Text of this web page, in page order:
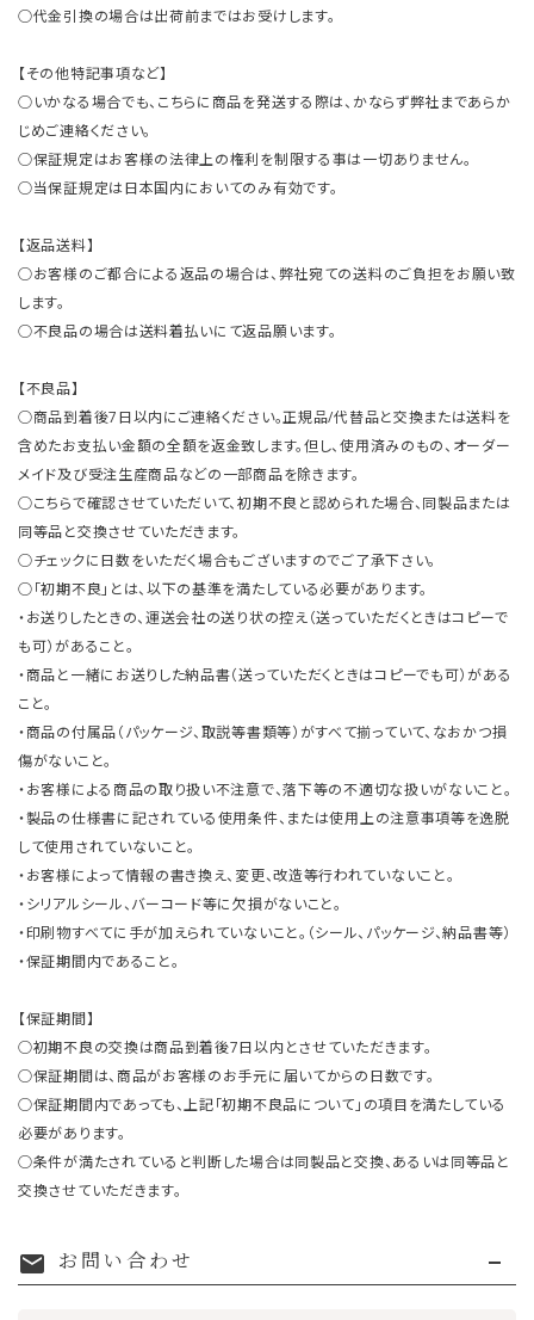
○代金引換の場合は出荷前まではお受けします。
【その他特記事項など】
○いかなる場合でも、こちらに商品を発送する際は、かならず弊社まであらか
じめご連絡ください。
○保証規定はお客様の法律上の権利を制限する事は一切ありません。
○当保証規定は日本国内においてのみ有効です。
【返品送料】
○お客様のご都合による返品の場合は、弊社宛ての送料のご負担をお願い致
します。
○不良品の場合は送料着払いにて返品願います。
【不良品】
○商品到着後7日以内にご連絡ください。正規品/代替品と交換または送料を
含めたお支払い金額の全額を返金致します。但し、使用済みのもの、オーダー
メイド及び受注生産商品などの一部商品を除きます。
○こちらで確認させていただいて、初期不良と認められた場合、同製品または
同等品と交換させていただきます。
○チェックに日数をいただく場合もございますのでご了承下さい。
○「初期不良」とは、以下の基準を満たしている必要があります。
・お送りしたときの、運送会社の送り状の控え（送っていただくときはコピーで
も可）があること。
・商品と一緒にお送りした納品書（送っていただくときはコピーでも可）がある
こと。
・商品の付属品（パッケージ、取説等書類等）がすべて揃っていて、なおかつ損
傷がないこと。
・お客様による商品の取り扱い不注意で、落下等の不適切な扱いがないこと。
・製品の仕様書に記されている使用条件、または使用上の注意事項等を逸脱
して使用されていないこと。
・お客様によって情報の書き換え、変更、改造等行われていないこと。
・シリアルシール、バーコード等に欠損がないこと。
・印刷物すべてに手が加えられていないこと。（シール、パッケージ、納品書等）
・保証期間内であること。
【保証期間】
○初期不良の交換は商品到着後7日以内とさせていただきます。
○保証期間は、商品がお客様のお手元に届いてからの日数です。
○保証期間内であっても、上記「初期不良品について」の項目を満たしている
必要があります。
○条件が満たされていると判断した場合は同製品と交換、あるいは同等品と
交換させていただきます。
mail お問い合わせ